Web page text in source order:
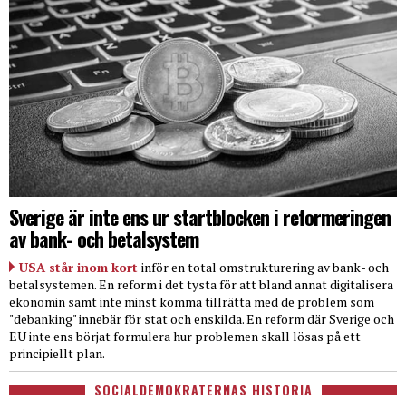
Sverige är inte ens ur startblocken i reformeringen
av bank- och betalsystem
USA står inom kort inför en total omstrukturering av bank- och
betalsystemen. En reform i det tysta för att bland annat digitalisera
ekonomin samt inte minst komma tillrätta med de problem som
"debanking" innebär för stat och enskilda. En reform där Sverige och
EU inte ens börjat formulera hur problemen skall lösas på ett
principiellt plan.
SOCIALDEMOKRATERNAS HISTORIA